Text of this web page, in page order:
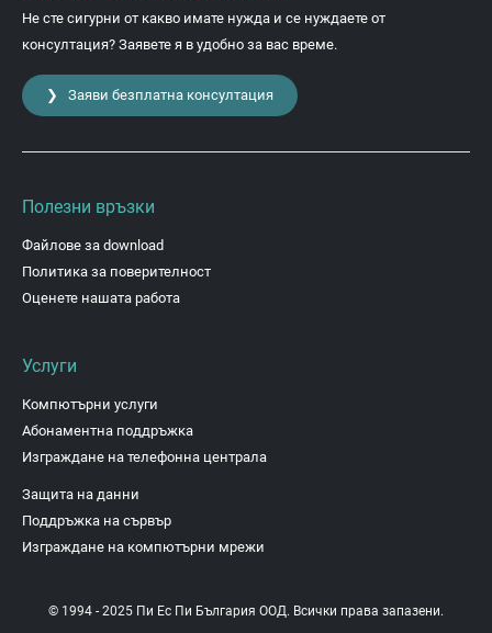
Не сте сигурни от какво имате нужда и се нуждаете от
консултация? Заявете я в удобно за вас време.
❯ Заяви безплатна консултация
Полезни връзки
Файлове за download
Политика за поверителност
Оценете нашата работа
Услуги
Компютърни услуги
Абонаментна поддръжка
Изграждане на телефонна централа
Защита на данни
Поддръжка на сървър
Изграждане на компютърни мрежи
© 1994 - 2025 Пи Ес Пи България ООД. Всички права запазени.